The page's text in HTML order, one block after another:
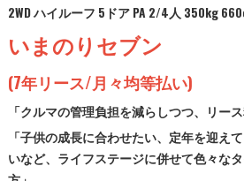
2WD ハイルーフ 5ドア PA 2/4人 350kg
いまのりセブン
(7年リース/月々均等払い)
「クルマの管理負担を減らしつつ、リー
「子供の成長に合わせたい、定年を迎え
いなど、ライフステージに併せて色々な